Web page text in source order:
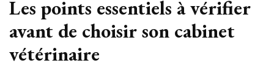
Les points essentiels à vérifier
avant de choisir son cabinet
vétérinaire